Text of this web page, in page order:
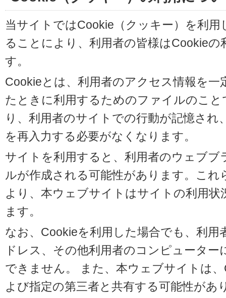
当サイトではCookie（クッキー）を利
ることにより、利用者の皆様はCookie
す。
Cookieとは、利用者のアクセス情報を
たときに利用するためのファイルのこ
り、利用者のサイトでの行動が記憶さ
を再入力する必要がなくなります。
サイトを利用すると、利用者のウェブ
ルが作成される可能性があります。こ
より、本ウェブサイトはサイトの利用
ます。
なお、Cookieを利用した場合でも、利用
ドレス、その他利用者のコンピュータ
できません。 また、本ウェブサイトは
よび指定の第三者と共有する可能性があ